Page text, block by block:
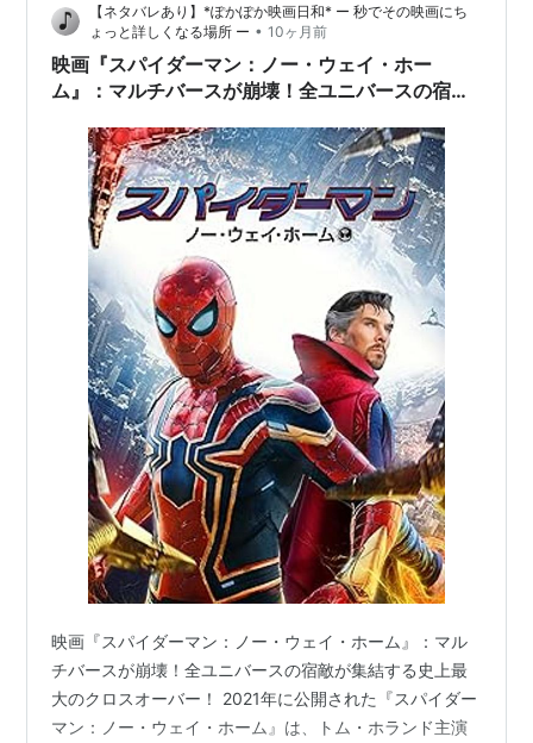
アカデミー賞
候補：視覚効果賞
Rated PG-13 for sci-fi violence and action
throughout, and an intense crash sequence.
で混乱。ある日、謎の電話がかかってくる。「彼女は逝
ったが、私はいる」――、正体不明の男は、その日…
【ネタバレあり】*ぽかぽか映画日和* ー 秒でその映画にち
ょっと詳しくなる場所 ー • 10ヶ月前
映画『スパイダーマン：ノー・ウェイ・ホー
ム』：マルチバースが崩壊！全ユニバースの宿敵
映画『スパイダーマン：ノー・ウェイ・ホーム』：マル
チバースが崩壊！全ユニバースの宿敵が集結する史上最
大のクロスオーバー！ 2021年に公開された『スパイダー
マン：ノー・ウェイ・ホーム』は、トム・ホランド主演